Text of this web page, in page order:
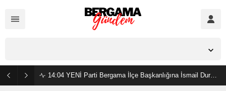
14:04 YENİ Parti Bergama İlçe Başkanlığına İsmail Durmaz görevlendirildi